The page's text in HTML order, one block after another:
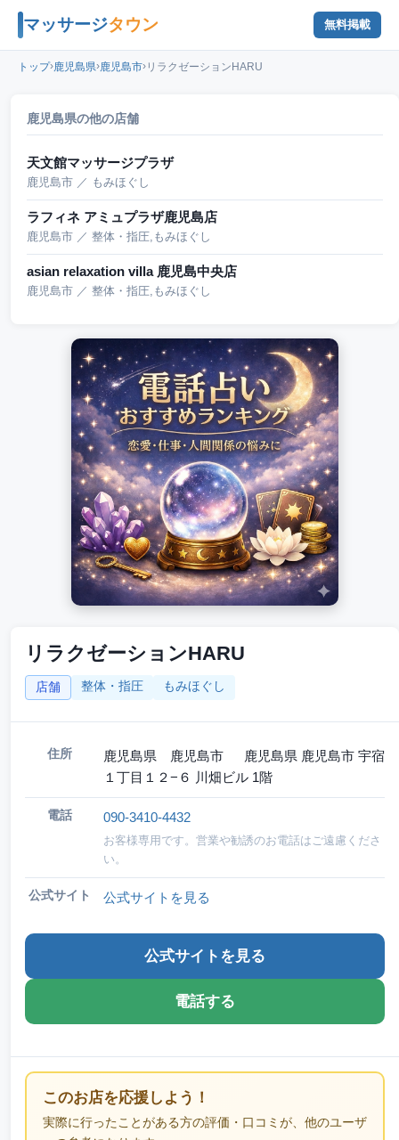
マッサージタウン 無料掲載
トップ›鹿児島県›鹿児島市› リラクゼーションHARU
リラクゼーションHARU
店舗 整体・指圧 もみほぐし
住所
鹿児島県 鹿児島市 鹿児島県 鹿児島市 宇宿
１丁目１２−６ 川畑ビル 1階
電話 090-3410-4432
お客様専用です。営業や勧誘のお電話はご遠慮くださ
い。
公式サイト 公式サイトを見る
公式サイトを見る
電話する
このお店を応援しよう！
実際に行ったことがある方の評価・口コミが、他のユーザ
鹿児島県の他の店舗
天文館マッサージプラザ
鹿児島市 ／ もみほぐし
ラフィネ アミュプラザ鹿児島店
鹿児島市 ／ 整体・指圧,もみほぐし
asian relaxation villa 鹿児島中央店
鹿児島市 ／ 整体・指圧,もみほぐし